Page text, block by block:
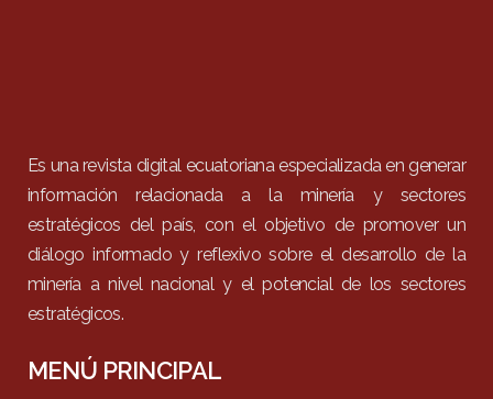
Es una revista digital ecuatoriana especializada en generar
información relacionada a la minería y sectores
estratégicos del país, con el objetivo de promover un
diálogo informado y reflexivo sobre el desarrollo de la
minería a nivel nacional y el potencial de los sectores
estratégicos.
MENÚ PRINCIPAL